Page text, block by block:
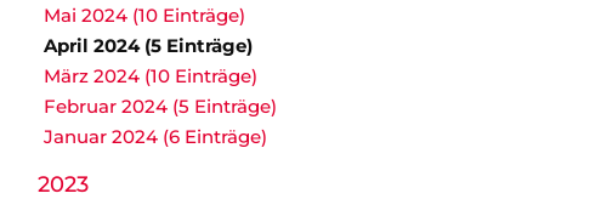
Mai 2024 (10 Einträge)
April 2024 (5 Einträge)
März 2024 (10 Einträge)
Februar 2024 (5 Einträge)
Januar 2024 (6 Einträge)
2023